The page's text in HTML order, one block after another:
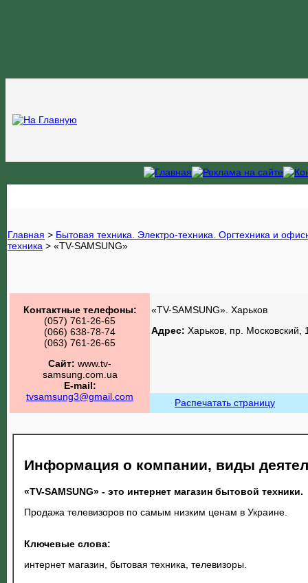
Главная > Бытовая техника. Электро-техника. Оргтехника и
техника > «TV-SAMSUNG»
Контактные телефоны:
(057) 761-26-65
(066) 638-78-74
(063) 761-26-65
Сайт: www.tv-
samsung.com.ua
E-mail:
tvsamsung3@gmail.com
«TV-SAMSUNG». Харьков
Адрес: Харьков, пр. Московский,
Распечатать страницу
Информация о компании, виды
«TV-SAMSUNG» - это интернет магазин бытовой техники.
Продажа телевизоров по самым низким ценам в Украине.
Ключевые слова:
интернет магазин, бытовая техника, телевизоры.